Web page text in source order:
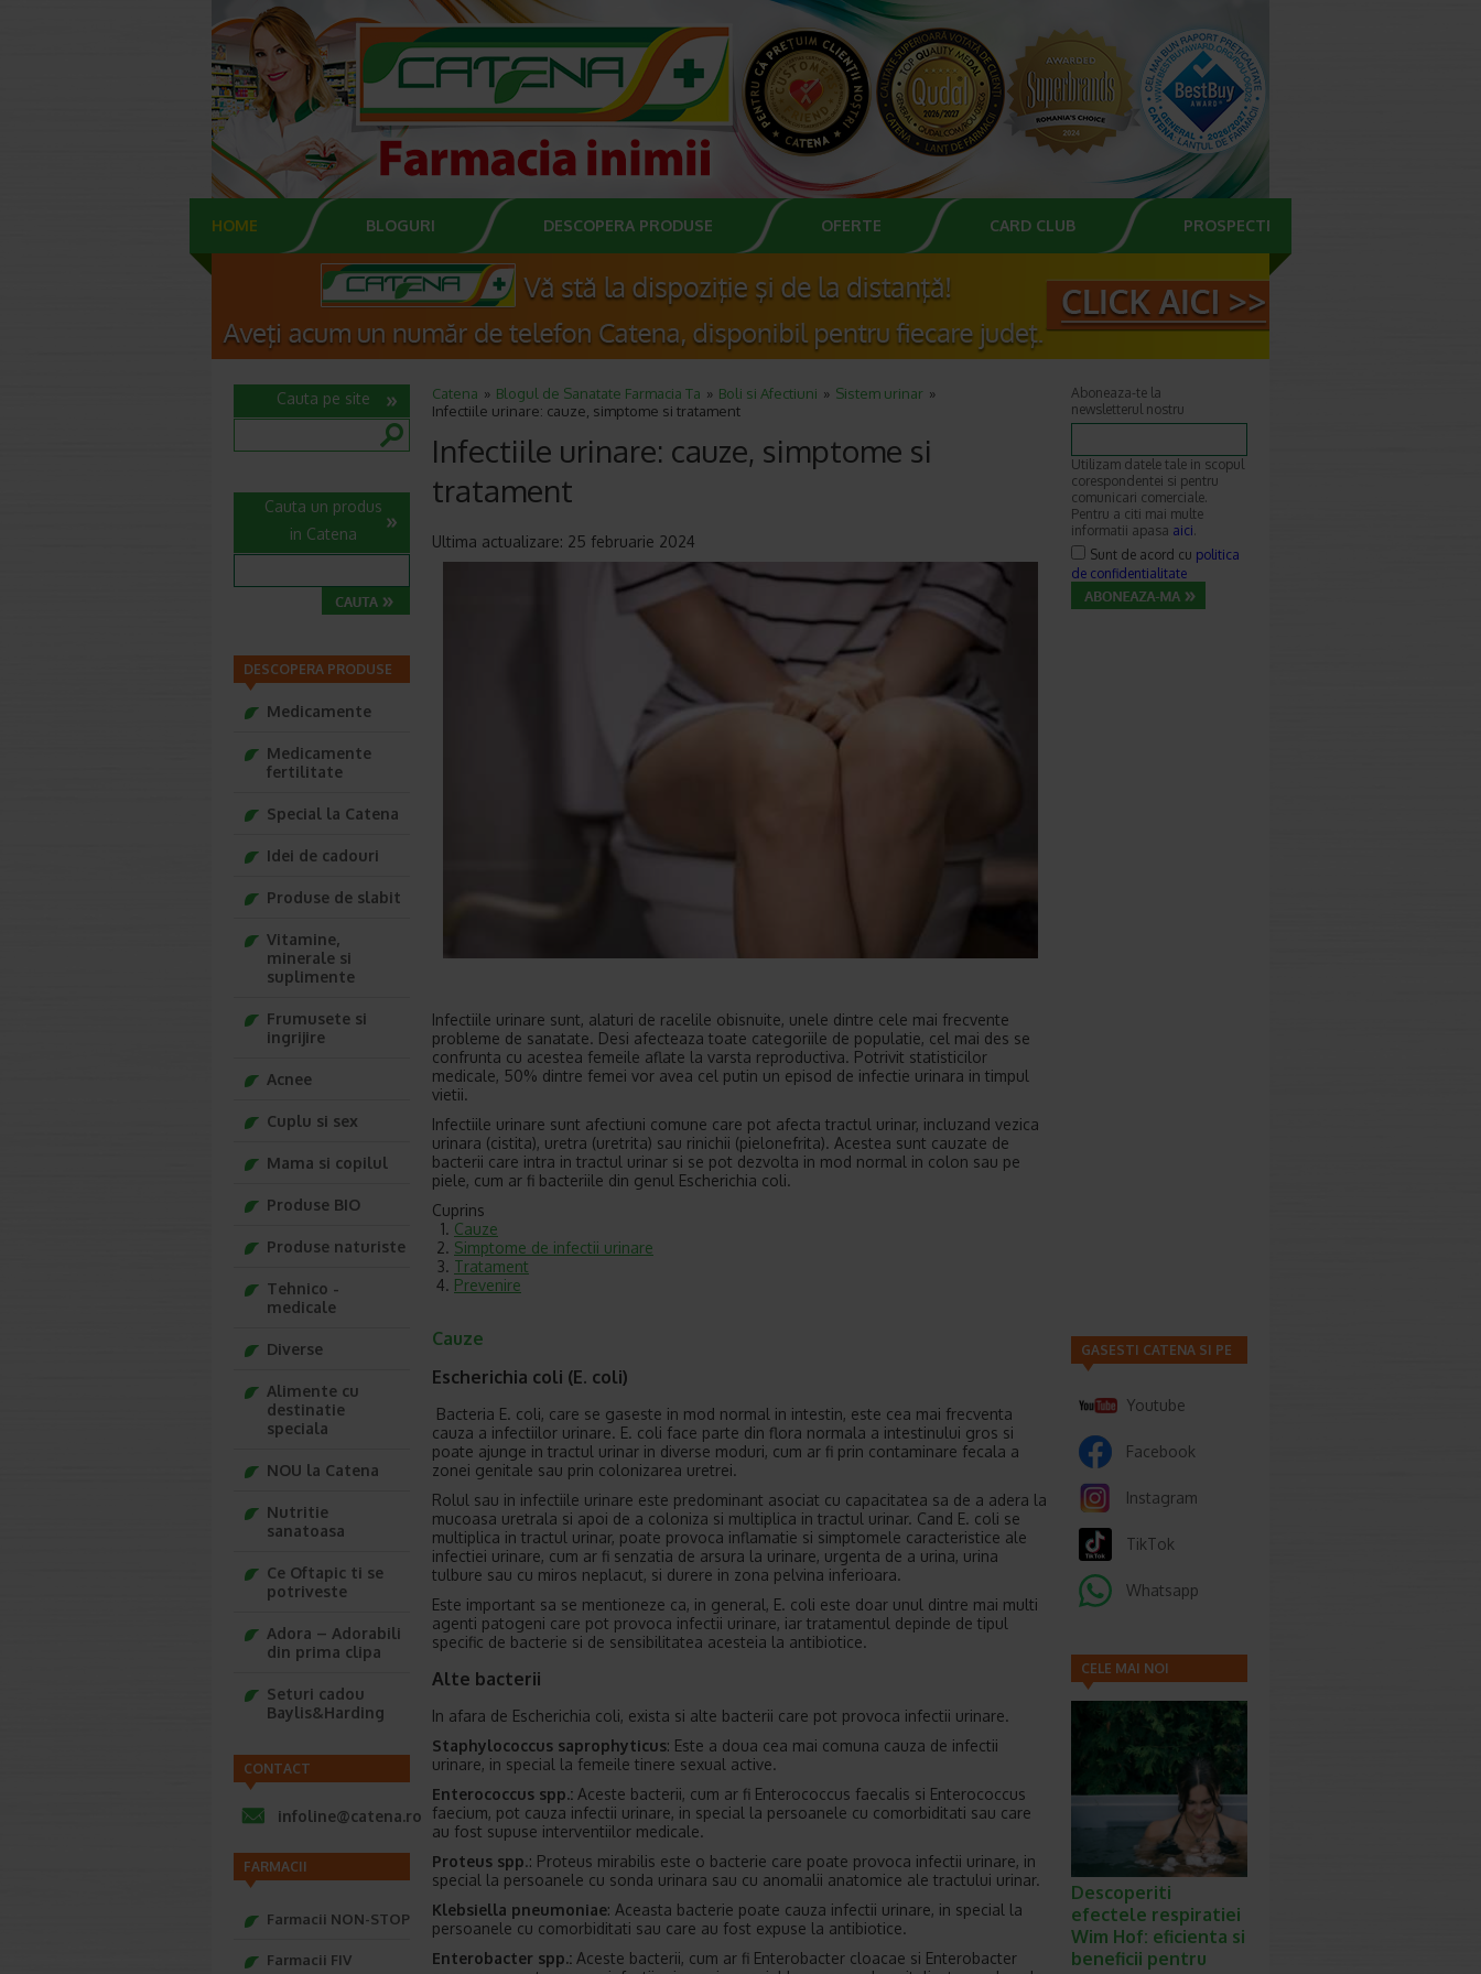
HOME BLOGURI DESCOPERA PRODUSE OFERTE CARD CLUB PROSPECTE
Catena Blogul de Sanatate Farmacia Ta Boli si Afectiuni
Sistem urinar
Infectiile urinare: cauze, simptome si tratament
Infectiile urinare: cauze, simptome si
tratament
Ultima actualizare: 25 februarie 2024
Infectiile urinare sunt, alaturi de racelile obisnuite, unele dintre cele mai frecvente
probleme de sanatate. Desi afecteaza toate categoriile de populatie, cel mai des se
confrunta cu acestea femeile aflate la varsta reproductiva. Potrivit statisticilor
medicale, 50% dintre femei vor avea cel putin un episod de infectie urinara in timpul
vietii.
Infectiile urinare sunt afectiuni comune care pot afecta tractul urinar, incluzand vezica
urinara (cistita), uretra (uretrita) sau rinichii (pielonefrita). Acestea sunt cauzate de
bacterii care intra in tractul urinar si se pot dezvolta in mod normal in colon sau pe
piele, cum ar fi bacteriile din genul Escherichia coli.
Cuprins
Cauze
Simptome de infectii urinare
Tratament
Prevenire
Cauze
Escherichia coli (E. coli)
Bacteria E. coli, care se gaseste in mod normal in intestin, este cea mai frecventa
cauza a infectiilor urinare. E. coli face parte din flora normala a intestinului gros si
poate ajunge in tractul urinar in diverse moduri, cum ar fi prin contaminare fecala a
zonei genitale sau prin colonizarea uretrei.
Rolul sau in infectiile urinare este predominant asociat cu capacitatea sa de a adera la
mucoasa uretrala si apoi de a coloniza si multiplica in tractul urinar. Cand E. coli se
multiplica in tractul urinar, poate provoca inflamatie si simptomele caracteristice ale
infectiei urinare, cum ar fi senzatia de arsura la urinare, urgenta de a urina, urina
tulbure sau cu miros neplacut, si durere in zona pelvina inferioara.
Este important sa se mentioneze ca, in general, E. coli este doar unul dintre mai multi
agenti patogeni care pot provoca infectii urinare, iar tratamentul depinde de tipul
specific de bacterie si de sensibilitatea acesteia la antibiotice.
Alte bacterii
In afara de Escherichia coli, exista si alte bacterii care pot provoca infectii urinare.
Staphylococcus saprophyticus: Este a doua cea mai comuna cauza de infectii
urinare, in special la femeile tinere sexual active.
Enterococcus spp.: Aceste bacterii, cum ar fi Enterococcus faecalis si Enterococcus
faecium, pot cauza infectii urinare, in special la persoanele cu comorbiditati sau care
au fost supuse interventiilor medicale.
Proteus spp.: Proteus mirabilis este o bacterie care poate provoca infectii urinare, in
special la persoanele cu sonda urinara sau cu anomalii anatomice ale tractului urinar.
Klebsiella pneumoniae: Aceasta bacterie poate cauza infectii urinare, in special la
persoanele cu comorbiditati sau care au fost expuse la antibiotice.
Enterobacter spp.: Aceste bacterii, cum ar fi Enterobacter cloacae si Enterobacter
Cauta pe site
Cauta un produs
in Catena
DESCOPERA PRODUSE
Medicamente
Medicamente
fertilitate
Special la Catena
Idei de cadouri
Produse de slabit
Vitamine,
minerale si
suplimente
Frumusete si
ingrijire
Acnee
Cuplu si sex
Mama si copilul
Produse BIO
Produse naturiste
Tehnico -
medicale
Diverse
Alimente cu
destinatie
speciala
NOU la Catena
Nutritie
sanatoasa
Ce Oftapic ti se
potriveste
Adora – Adorabili
din prima clipa
Seturi cadou
Baylis&Harding
CONTACT
infoline@catena.ro
FARMACII
Farmacii NON-STOP
Farmacii FIV
Aboneaza-te la
newsletterul nostru
Utilizam datele tale in scopul
corespondentei si pentru
comunicari comerciale.
Pentru a citi mai multe
informatii apasa aici.
Sunt de acord cu politica
de confidentialitate
GASESTI CATENA SI PE
Youtube
Facebook
Instagram
TikTok
Whatsapp
CELE MAI NOI
Descoperiti
efectele respiratiei
Wim Hof: eficienta si
beneficii pentru